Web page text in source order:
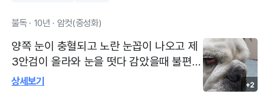
고 할정도로 너무 신뢰가고 좋은 병원이에
요. 항상 아가들 한테 너무 진심으로 대해주
시고 절대 불필요한 치료나 검사를 절대 권
유하지 않으세요 친절하신건 물론이고 아이
한테 맞는 약 용량까지도 잘 조절해주셔서
불독 · 10년 · 암컷(중성화)
양쪽 눈이 충혈되고 노란 눈꼽이 나오고 제
3안검이 올라와 눈을 떳다 감았을때 불편해
함 우선 각막 형광검사로 각막의 염증 및
상세보기 +2